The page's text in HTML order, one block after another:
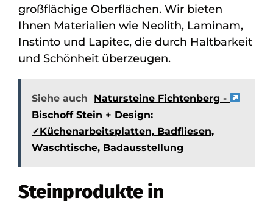
großflächige Oberflächen. Wir bieten
Ihnen Materialien wie Neolith, Laminam,
Instinto und Lapitec, die durch Haltbarkeit
und Schönheit überzeugen.
Siehe auch
Natursteine Fichtenberg -
Bischoff Stein + Design:
✓Küchenarbeitsplatten, Badfliesen,
Waschtische, Badausstellung
Steinprodukte in